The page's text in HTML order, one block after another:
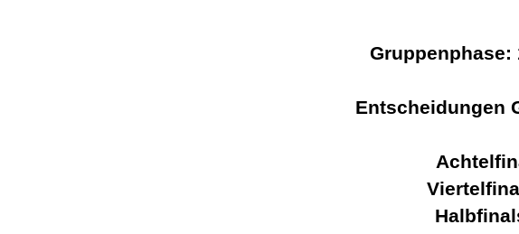
Gruppenphase:
Entscheidungen